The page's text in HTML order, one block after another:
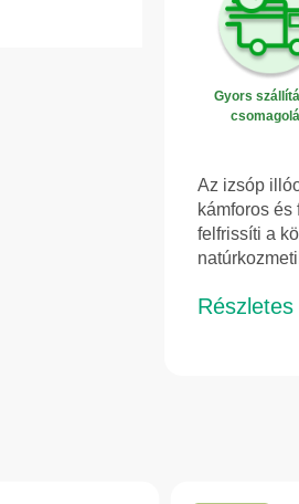
Gyors
Az izsóp
kámforos
felfrissíti a